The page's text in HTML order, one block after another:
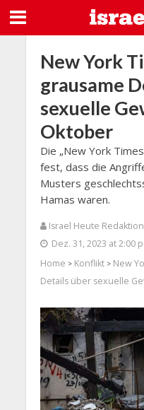
New York
grausame
sexuelle
Oktober
Die „New York
fest, dass die
Musters
Hamas waren.
Israel Heute Redaktion
Dez. 31, 2023 at 2:00
Home > Konflikt> New
Details über sexuelle